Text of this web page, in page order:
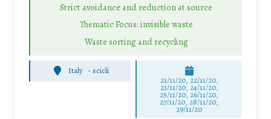
Strict avoidance and reduction at source
Thematic Focus: invisible waste
Waste sorting and recycling
Italy - scicli
21/11/20, 22/11/20,
23/11/20, 24/11/20,
25/11/20, 26/11/20,
27/11/20, 28/11/20,
29/11/20